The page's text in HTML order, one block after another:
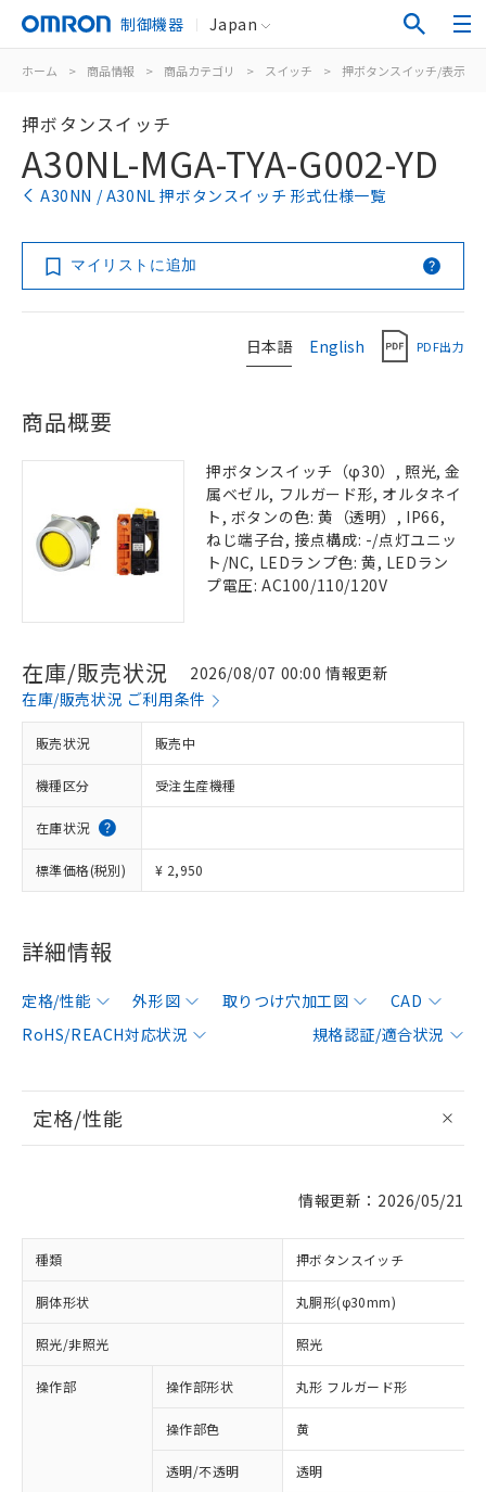
制御機器 Japan
ホーム > 商品情報 > 商品カテゴリ > スイッチ > 押ボタンスイッチ/表示灯
押ボタンスイッチ
A30NL-MGA-TYA-G002-YD
A30NN / A30NL 押ボタンスイッチ 形式仕様一覧
マイリストに追加
日本語 English PDF出力
商品概要
押ボタンスイッチ（φ30）, 照光, 金
属ベゼル, フルガード形, オルタネイ
ト, ボタンの色: 黄（透明）, IP66,
ねじ端子台, 接点構成: -/点灯ユニッ
ト/NC, LEDランプ色: 黄, LEDラン
プ電圧: AC100/110/120V
在庫/販売状況
2026/08/07 00:00 情報更新
在庫/販売状況 ご利用条件
販売状況 販売中
機種区分 受注生産機種
在庫状況
標準価格(税別) ¥ 2,950
詳細情報
定格/性能 外形図 取りつけ穴加工図
CAD
RoHS/REACH対応状況
規格認証/適合状況
定格/性能
情報更新：2026/05/21
種類 押ボタンスイッチ
胴体形状 丸胴形(φ30mm)
照光/非照光 照光
操作部 操作部形状 丸形 フルガード形
操作部色 黄
透明/不透明 透明